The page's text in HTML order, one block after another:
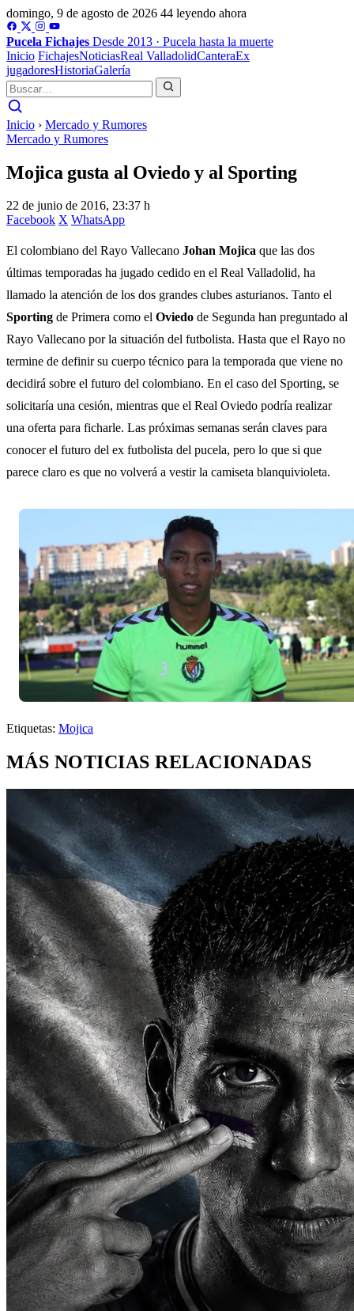
domingo, 9 de agosto de 2026 44 leyendo ahora
Pucela Fichajes Desde 2013 · Pucela hasta la muerte
Inicio FichajesNoticiasReal ValladolidCanteraEx
jugadoresHistoriaGalería
Inicio › Mercado y Rumores
Mercado y Rumores
Mojica gusta al Oviedo y al Sporting
22 de junio de 2016, 23:37 h
Facebook X WhatsApp
El colombiano del Rayo Vallecano Johan Mojica que las dos
últimas temporadas ha jugado cedido en el Real Valladolid, ha
llamado la atención de los dos grandes clubes asturianos. Tanto el
Sporting de Primera como el Oviedo de Segunda han preguntado al
Rayo Vallecano por la situación del futbolista. Hasta que el Rayo no
termine de definir su cuerpo técnico para la temporada que viene no
decidirá sobre el futuro del colombiano. En el caso del Sporting, se
solicitaría una cesión, mientras que el Real Oviedo podría realizar
una oferta para ficharle. Las próximas semanas serán claves para
conocer el futuro del ex futbolista del pucela, pero lo que si que
parece claro es que no volverá a vestir la camiseta blanquivioleta.
Etiquetas: Mojica
MÁS NOTICIAS RELACIONADAS